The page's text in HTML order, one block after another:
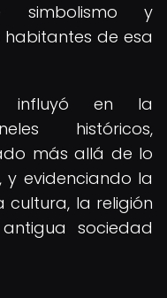
simbolismo y
de esa
influyó en la
históricos,
más allá de lo
evidenciando la
cultura, la religión
sociedad